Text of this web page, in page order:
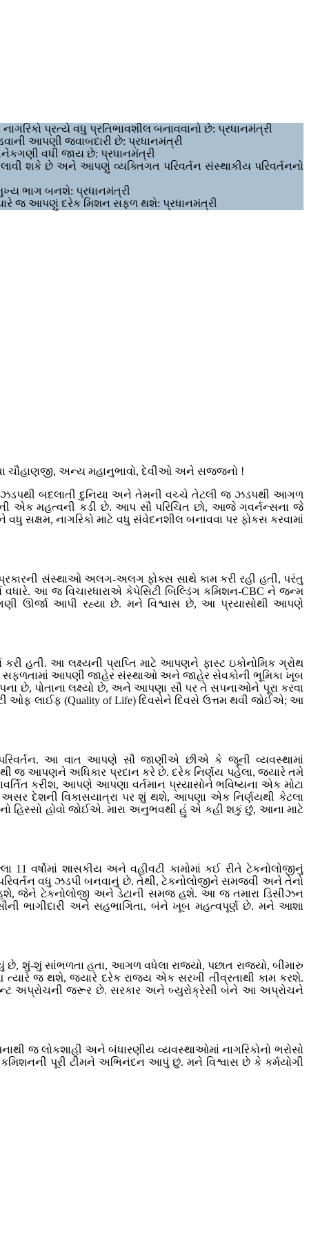
પ્રત્યે વધુ પ્રતિભાવશીલ બનાવવાનો છે: પ્રધાનમંત્રી
આપણી જવાબદારી છે: પ્રધાનમંત્રી
વધી જાય છે: પ્રધાનમંત્રી
શકે છે અને આપણું વ્યક્તિગત પરિવર્તન સંસ્થાકીય પરિવર્તનનો
ભાગ બનશે: પ્રધાનમંત્રી
જ આપણું દરેક મિશન સફળ થશે: પ્રધાનમંત્રી
ચૌહાણજી, અન્ય મહાનુભાવો, દેવીઓ અને સજ્જનો !
બદલાતી દુનિયા અને તેમની વચ્ચે તેટલી જ ઝડપથી આગળ
એક મહત્વની કડી છે. આપ સૌ પરિચિત છો, આજે ગવર્નન્સના જે
સક્ષમ, નાગરિકો માટે વધુ સંવેદનશીલ બનાવવા પર ફોકસ કરવામાં
સંસ્થાઓ અલગ-અલગ ફોક્સ સાથે કામ કરી રહી હતી, પરંતુ
વધારે. આ જ વિચારધારાએ કેપેસિટી બિલ્ડિંગ કમિશન-CBC ને જન્મ
ઊર્જા આપી રહ્યા છે. મને વિશ્વાસ છે, આ પ્રયાસોથી આપણે
હતી. આ લક્ષ્યની પ્રાપ્તિ માટે આપણને ફાસ્ટ ઇકોનોમિક ગ્રોથ
સફળતામાં આપણી જાહેર સંસ્થાઓ અને જાહેર સેવકોની ભૂમિકા ખૂબ
છે, પોતાના લક્ષ્યો છે, અને આપણા સૌ પર તે સપનાઓને પૂરા કરવા
ઓફ લાઈફ (Quality of Life) દિવસેને દિવસે ઉત્તમ થવી જોઈએ; આ
આ વાત આપણે સૌ જાણીએ છીએ કે જૂની વ્યવસ્થામાં
જ આપણને અધિકાર પ્રદાન કરે છે. દરેક નિર્ણય પહેલા, જ્યારે તમે
કરીશ, આપણે આપણા વર્તમાન પ્રયાસોને ભવિષ્યના એક મોટા
દેશની વિકાસયાત્રા પર શું થશે, આપણા એક નિર્ણયથી કેટલા
હિસ્સો હોવો જોઈએ. મારા અનુભવથી હું એ કહી શકું છું, આના માટે
વર્ષોમાં શાસકીય અને વહીવટી કામોમાં કઈ રીતે ટેકનોલોજીનું
વધુ ઝડપી બનવાનું છે. તેથી, ટેકનોલોજીને સમજવી અને તેનો
હશે, જેને ટેકનોલોજી અને ડેટાની સમજ હશે. આ જ તમારા ડિસીઝન
ભાગીદારી અને સહભાગિતા, બંને ખૂબ મહત્વપૂર્ણ છે. મને આશા
શું-શું સાંભળતા હતા, આગળ વધેલા રાજ્યો, પછાત રાજ્યો, બીમારુ
જ થશે, જ્યારે દરેક રાજ્ય એક સરખી તીવ્રતાથી કામ કરશે.
અપ્રોચની જરૂર છે. સરકાર અને બ્યુરોક્રેસી બંને આ અપ્રોચને
જ લોકશાહી અને બંધારણીય વ્યવસ્થાઓમાં નાગરિકોનો ભરોસો
પૂરી ટીમને અભિનંદન આપું છું. મને વિશ્વાસ છે કે કર્મયોગી